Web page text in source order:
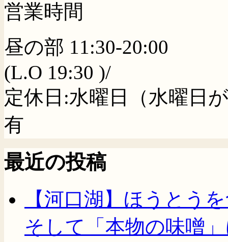
営業時間
昼の部 11:30-20:00
(L.O 19:30 )/
定休日:水曜日（水曜日
有
最近の投稿
【河口湖】ほうとう
そして「本物の味噌